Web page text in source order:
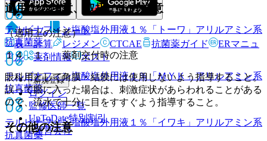
テルビナフィン塩酸塩外用液１％「トーワ」 アリルアミン系
抗真菌薬
テルビナフィン塩酸塩外用液１％「ＭＹＫ」 アリルアミン系
抗真菌薬
テルビナフィン塩酸塩外用液１％「イワキ」 アリルアミン系
抗真菌薬
適用上の注意、取扱い上の注意
（適用上の注意）
１４．１． 薬剤交付時の注意
眼科用として角膜・結膜には使用しないよう指導すること。
誤って眼に入った場合は、刺激症状があらわれることがある
ので、流水で十分に目をすすぐよう指導すること。
その他の注意
ホーム
ノート
表・計算
レジメン CTCAE 抗菌薬ガイド
ERマニュ
アル
薬剤情報 ポスト
新規登録
ログイン
監修医師一覧
UpToDate特別割引
運営会社